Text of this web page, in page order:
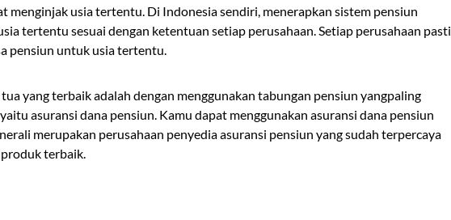
menginjak usia tertentu. Di Indonesia sendiri, menerapkan sistem pensiun
tertentu sesuai dengan ketentuan setiap perusahaan. Setiap perusahaan pasti
pensiun untuk usia tertentu.
yang terbaik adalah dengan menggunakan tabungan pensiun yangpaling
asuransi dana pensiun. Kamu dapat menggunakan asuransi dana pensiun
merupakan perusahaan penyedia asuransi pensiun yang sudah terpercaya
terbaik.